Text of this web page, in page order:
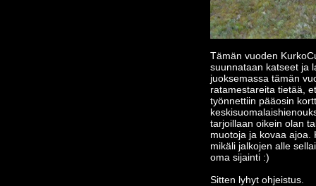
Tämän vuoden
suunnataan katseet ja
juoksemassa tämän
ratamestareita tietää,
työnnettiin pääosin
tarjoillaan oikein olan
muotoja ja kovaa ajoa.
mikäli jalkojen alle
oma sijainti :)
Sitten lyhyt ohjeistus.